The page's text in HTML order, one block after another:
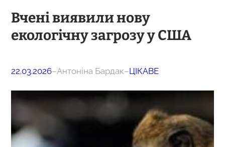
Вчені виявили нову
екологічну загрозу у США
22.03.2026–Антоніна Бардак–ЦІКАВЕ